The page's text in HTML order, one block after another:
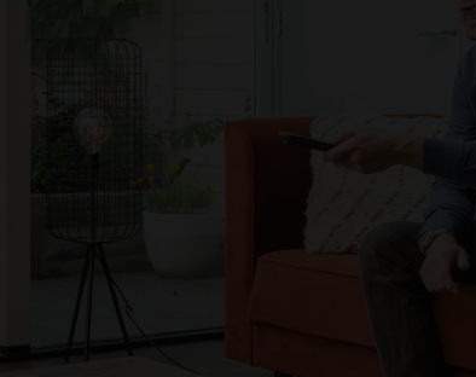
Opvanglocaties inrichten